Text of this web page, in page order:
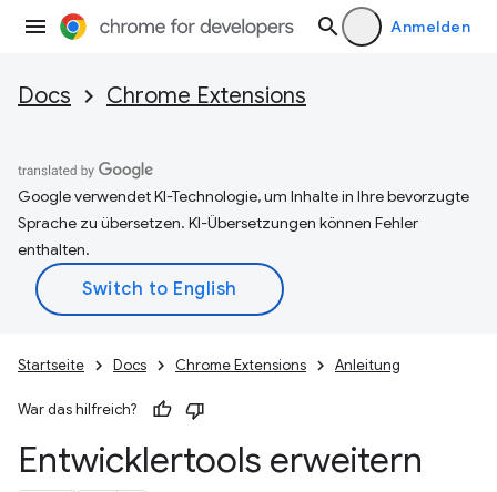
Anmelden
Docs Chrome Extensions
Google verwendet KI-Technologie, um Inhalte in Ihre bevorzugte
Sprache zu übersetzen. KI-Übersetzungen können Fehler
enthalten.
Startseite Docs Chrome Extensions Anleitung
War das hilfreich?
Entwicklertools erweitern